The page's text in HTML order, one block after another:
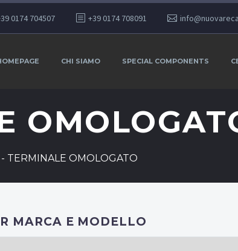
0174 704507 +39 0174 708091
CHI SIAMO SPECIAL COMPONENTS
- TERMINALE OMOLOGATO
MARCA E MODELLO